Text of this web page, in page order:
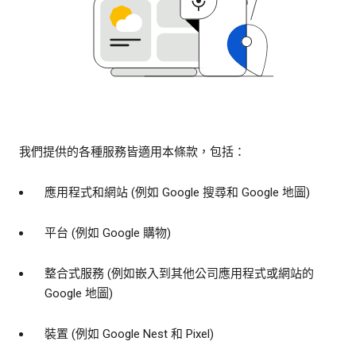
我們提供的各種服務皆適用本條款，包括：
應用程式和網站 (例如 Google 搜尋和 Google 地圖)
平台 (例如 Google 購物)
整合式服務 (例如嵌入到其他公司應用程式或網站的
Google 地圖)
裝置 (例如 Google Nest 和 Pixel)